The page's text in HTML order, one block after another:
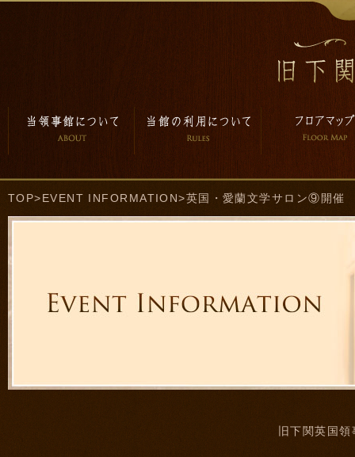
TOP>EVENT INFORMATION>英国・愛蘭文学サロン⑨開催
旧下関英国